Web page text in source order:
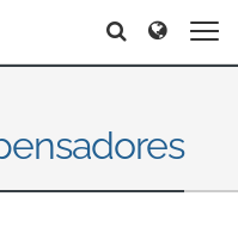
Europe & CIS
English
Dansk
Français
Italiano
Search